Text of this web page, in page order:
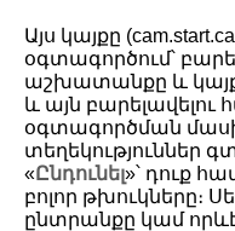
D388-241
Importing Images
Preparation
Այս կայքը
օգտագործում՝
աշխատանքը և
և այն բարելավելու
օգտագործման
տեղեկություններ
«Ընդունել»՝ դուք
բոլոր թխուկները։
ընտրանքը կամ